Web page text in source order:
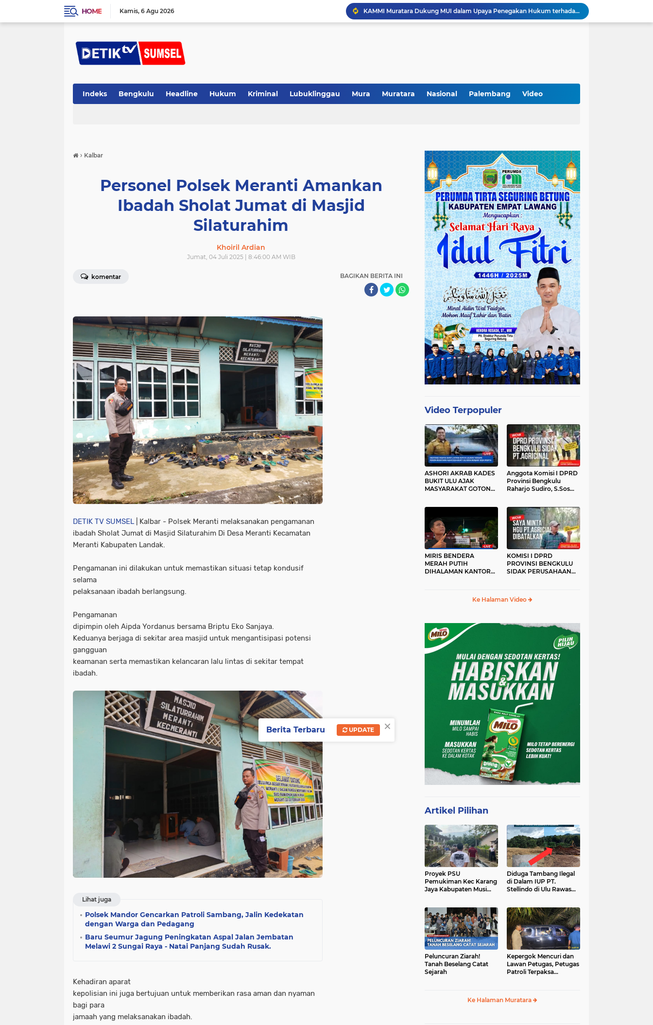
HOME Kamis 6 Agu 2026
KAMMI Muratara Dukung MUI dalam Upaya Penegakan Hukum terhadap Aktivitas LGBT
Polres Musi Rawas Musnahkan 2 Kilogram Sabu.
Sarat Praktik 'Asal Bapak Senang', Kebijakan Parkir Dishub Lubuklinggau Menuai Sorotan Tajam
Indeks Bengkulu Headline Hukum Kriminal Lubuklinggau Mura Muratara Nasional Palembang Video
› Kalbar
Personel Polsek Meranti Amankan
Ibadah Sholat Jumat di Masjid
Silaturahim
Khoiril Ardian
Jumat, 04 Juli 2025 | 8:46:00 AM WIB
komentar BAGIKAN BERITA INI
DETIK TV SUMSEL | Kalbar - Polsek Meranti melaksanakan pengamanan
ibadah Sholat Jumat di Masjid Silaturahim Di Desa Meranti Kecamatan
Meranti Kabupaten Landak.
Pengamanan ini dilakukan untuk memastikan situasi tetap kondusif
selama
pelaksanaan ibadah berlangsung.
Pengamanan
dipimpin oleh Aipda Yordanus bersama Briptu Eko Sanjaya.
Keduanya berjaga di sekitar area masjid untuk mengantisipasi potensi
gangguan
keamanan serta memastikan kelancaran lalu lintas di sekitar tempat
ibadah.
Lihat juga
Polsek Mandor Gencarkan Patroli Sambang, Jalin Kedekatan
dengan Warga dan Pedagang
Baru Seumur Jagung Peningkatan Aspal Jalan Jembatan
Melawi 2 Sungai Raya - Natai Panjang Sudah Rusak.
Kehadiran aparat
kepolisian ini juga bertujuan untuk memberikan rasa aman dan nyaman
bagi para
jamaah yang melaksanakan ibadah.
Video Terpopuler
ASHORI AKRAB KADES
BUKIT ULU AJAK
MASYARAKAT GOTONG
Anggota Komisi I DPRD
Provinsi Bengkulu
Raharjo Sudiro, S.Sos
MIRIS BENDERA
MERAH PUTIH
DIHALAMAN KANTOR
KOMISI I DPRD
PROVINSI BENGKULU
SIDAK PERUSAHAAN
Ke Halaman Video
Artikel Pilihan
Proyek PSU
Pemukiman Kec Karang
Jaya Kabupaten Musi
Diduga Tambang Ilegal
di Dalam IUP PT.
Stellindo di Ulu Rawas
Peluncuran Ziarah!
Tanah Beselang Catat
Sejarah
Kepergok Mencuri dan
Lawan Petugas, Petugas
Patroli Terpaksa
Ke Halaman Muratara
×
Berita Terbaru UPDATE